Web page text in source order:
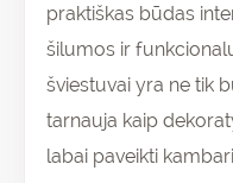
praktiškas būdas
šilumos ir
šviestuvai yra ne tik
tarnauja kaip
labai paveikti